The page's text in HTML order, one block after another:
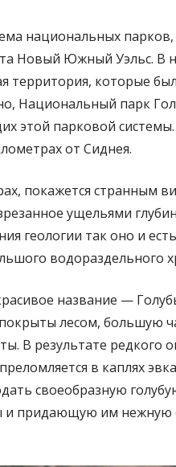
национальных
Новый Южный Уэльс. В
территория, которые
Национальный парк
этой парковой
от Сиднея.
покажется странным
ущельями
геологии так оно и
водораздельного
название —
лесом, большую
В результате редкого
в каплях
своеобразную
придающую им нежную